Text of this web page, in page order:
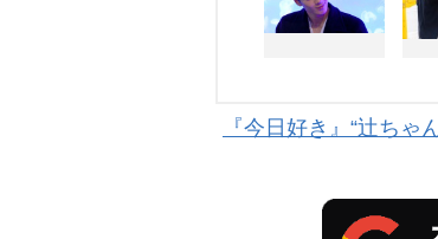
『今日好き』“辻ち